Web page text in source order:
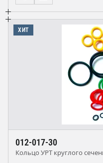
ХИТ
012-017-30
Кольцо УРТ круглого